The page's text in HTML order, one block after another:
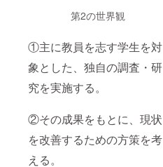
第2の世界観
①主に教員を志す学生を対
象とした、独自の調査・研
究を実施する。
②その成果をもとに、現状
を改善するための方策を考
える。